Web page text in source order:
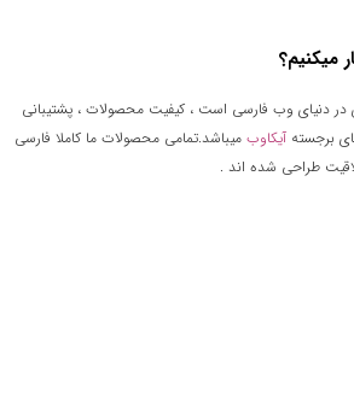
میکنیم؟
در دنیای وب فارسی است ، کیفیت محصولات ، پشتیبانی
برجسته آیکاوب میباشد.تمامی محصولات ما کاملا فارسی
طراحی شده اند .